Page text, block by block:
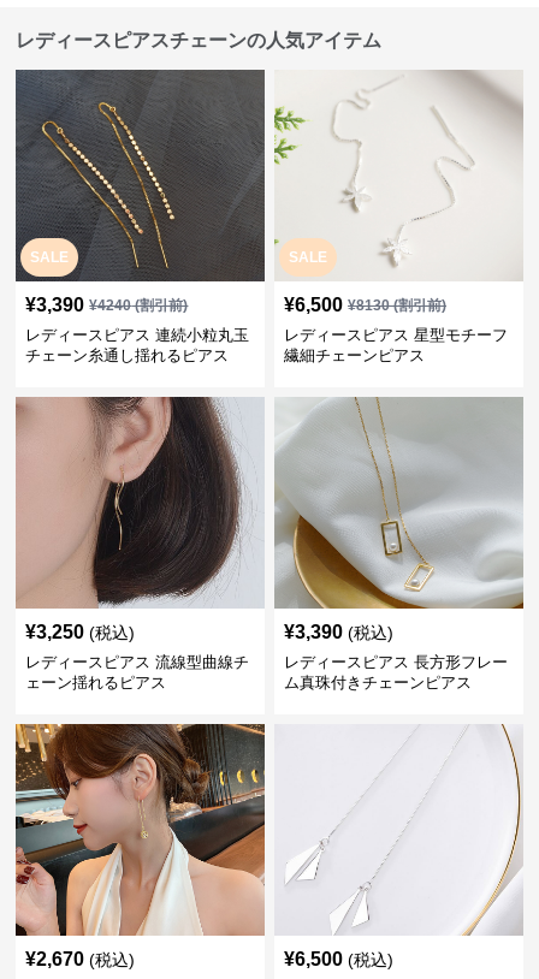
レディースピアスチェーンの人気アイテム
SALE
¥3,390 ¥4240(割引前)
レディースピアス 連続小粒丸玉
チェーン糸通し揺れるピアス
SALE
¥6,500 ¥8130(割引前)
レディースピアス 星型モチーフ
繊細チェーンピアス
¥3,250 (税込)
レディースピアス 流線型曲線チ
ェーン揺れるピアス
¥3,390 (税込)
レディースピアス 長方形フレー
ム真珠付きチェーンピアス
¥2,670 (税込) ¥6,500 (税込)